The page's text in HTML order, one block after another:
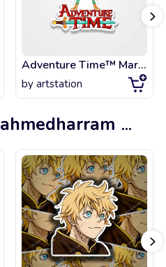
Adventure Time™ Marceline
by artstation
ahmedharram ...